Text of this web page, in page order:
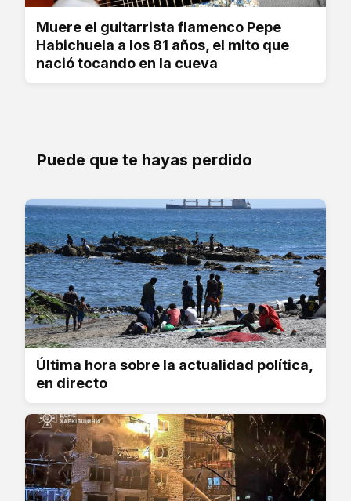
Muere el guitarrista flamenco Pepe
Habichuela a los 81 años, el mito que
nació tocando en la cueva
Puede que te hayas perdido
Última hora sobre la actualidad política,
en directo